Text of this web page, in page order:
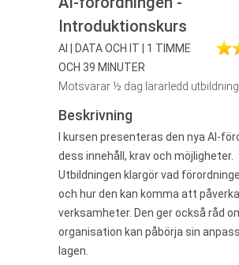
Introduktionskurs
AI | DATA OCH IT | 1 TIMME
OCH 39 MINUTER
Motsvarar ½ dag lärarledd utbildning
Beskrivning
I kursen presenteras den nya AI-
dess innehåll, krav och möjligheter.
Utbildningen klargör vad
och hur den kan komma att
verksamheter. Den ger också råd
organisation kan påbörja sin
lagen.